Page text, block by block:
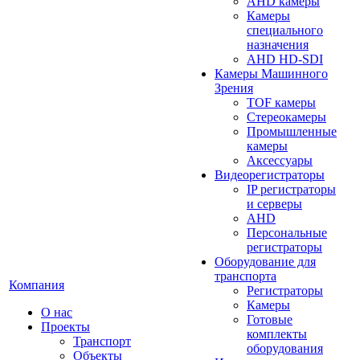
Компания
О нас
Проекты
Транспорт
Объекты
Камеры
специального
назначения
AHD HD-SDI
Камеры Машинного
Зрения
TOF камеры
Стереокамеры
Промышленные
камеры
Аксессуары
Видеорегистраторы
IP регистраторы
и серверы
AHD
Персональные
регистраторы
Оборудование для
транспорта
Регистраторы
Камеры
Готовые
комплекты
оборудования